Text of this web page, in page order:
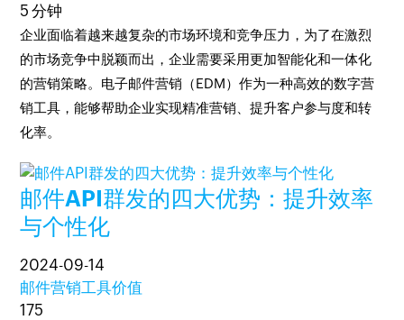
5 分钟
企业面临着越来越复杂的市场环境和竞争压力，为了在激烈
的市场竞争中脱颖而出，企业需要采用更加智能化和一体化
的营销策略。电子邮件营销（EDM）作为一种高效的数字营
销工具，能够帮助企业实现精准营销、提升客户参与度和转
化率。
邮件API群发的四大优势：提升效率
与个性化
2024-09-14
邮件营销工具价值
175